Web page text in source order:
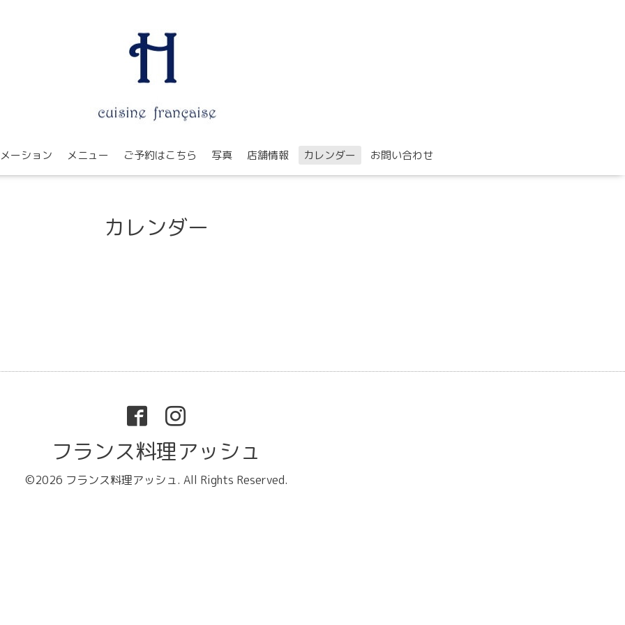
ーション メニュー ご予約はこちら 写真 店舗情報 カレンダー お問い合わせ
カレンダー
フランス料理アッシュ
©2026 フランス料理アッシュ. All Rights Reserved.